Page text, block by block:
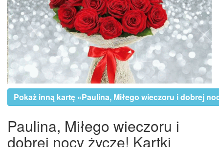
Pokaż inną kartę «Paulina, Miłego wieczoru i dobrej
Paulina, Miłego wieczoru i
dobrej nocy życzę! Kartki